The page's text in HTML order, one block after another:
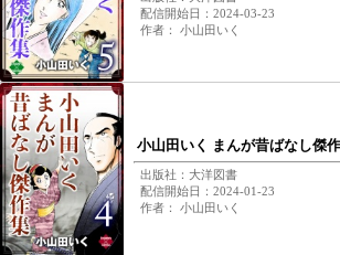
配信開始日：2024-03-23
作者： 小山田いく
小山田いく まんが昔ばなし傑
出版社：大洋図書
配信開始日：2024-01-23
作者： 小山田いく